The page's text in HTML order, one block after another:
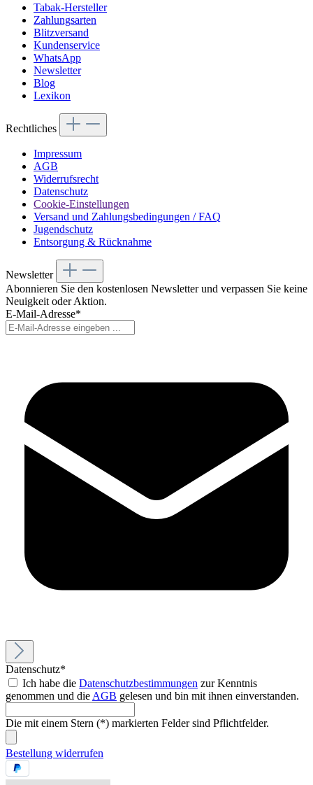
Tabak-Hersteller
Zahlungsarten
Blitzversand
Kundenservice
WhatsApp
Newsletter
Blog
Lexikon
Rechtliches
Impressum
AGB
Widerrufsrecht
Datenschutz
Cookie-Einstellungen
Versand und Zahlungsbedingungen / FAQ
Jugendschutz
Entsorgung & Rücknahme
Newsletter
Abonnieren Sie den kostenlosen Newsletter und verpassen Sie keine
Neuigkeit oder Aktion.
E-Mail-Adresse*
Datenschutz*
Ich habe die Datenschutzbestimmungen zur Kenntnis
genommen und die AGB gelesen und bin mit ihnen einverstanden.
Die mit einem Stern (*) markierten Felder sind Pflichtfelder.
Bestellung widerrufen